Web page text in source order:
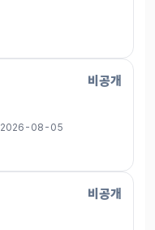
비공개
2026-08-05
비공개